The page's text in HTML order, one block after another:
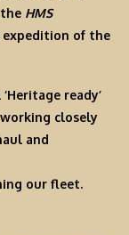
HMS
expedition of the
ready’
closely
and
our fleet.